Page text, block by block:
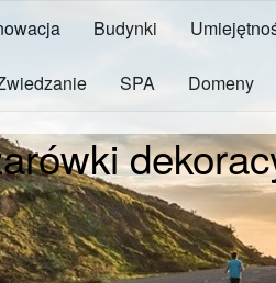
Budynki
SPA Domeny